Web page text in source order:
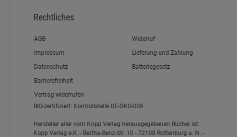
Rechtliches
Link zum/zur
AGB
Link zum/zur
Impressum
Link zum/zur
Datenschutz
Link zum/zur
Barrierefreiheit
Vertrag widerrufen
Widerruf
Lieferung und Zahlung
Batteriegesetz
BIO-zertifiziert: Kontrollstelle DE-ÖKO-006
Hersteller aller vom Kopp Verlag herausgegebenen Bücher ist:
Kopp Verlag e.K. - Bertha-Benz-Str. 10 - 72108 Rottenburg a. N. -